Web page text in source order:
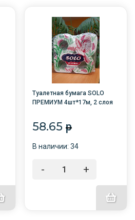
Туалетная бумага SOLO
ПРЕМИУМ 4шт*17м, 2 слоя
58.65p
В наличии: 34
- +